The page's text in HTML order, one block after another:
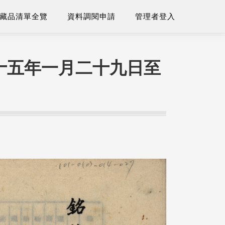
品清單全覽 資料調閱申請 管理者登入
年一月二十九日至